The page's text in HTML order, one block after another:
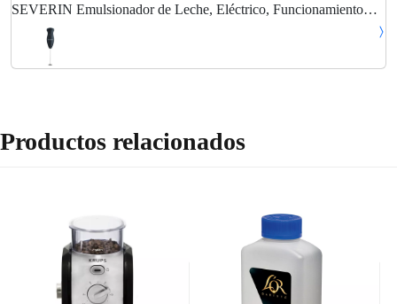
SEVERIN Emulsionador de Leche, Eléctrico, Funcionamiento
con Pilas, Incl. 2 x Pilas AA, SM 3590, Negro
Productos relacionados